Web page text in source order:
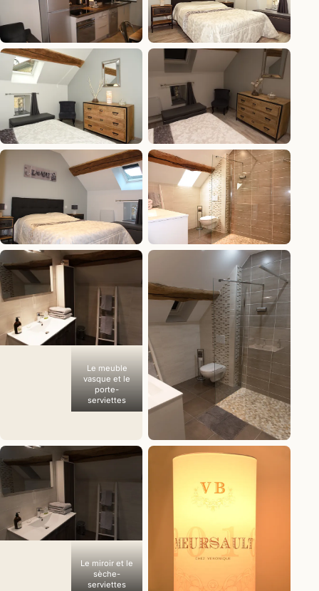
Le plan de
travail et les
rangements
La chambre et
son lit double
La commode
et le fauteuil
de la chambre
La chambre
sous les
poutres
Le lit vu depuis
La douche à
l’italienne
Le meuble
vasque et le
porte-
serviettes
Le WC
Le miroir et le
sèche-
serviettes